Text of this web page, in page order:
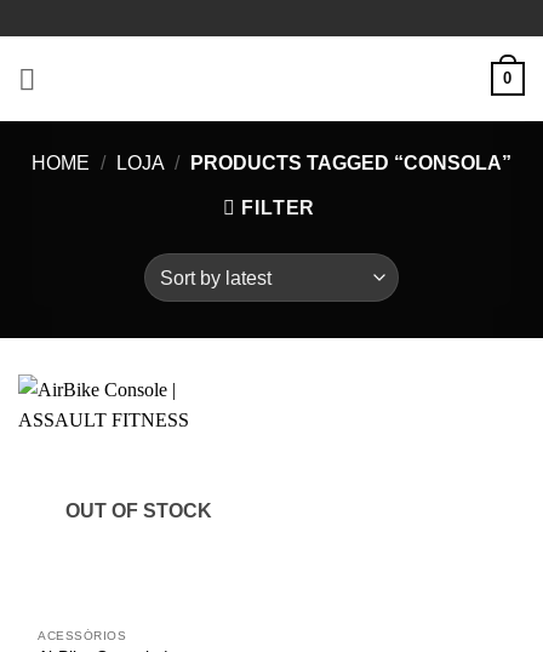
content
0
HOME / LOJA / PRODUCTS TAGGED “CONSOLA”
FILTER
OUT OF STOCK
ACESSÓRIOS